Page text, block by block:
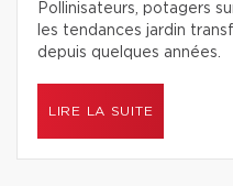
Pollinisateurs, potagers
les tendances jardin
depuis quelques années.
LIRE LA SUITE